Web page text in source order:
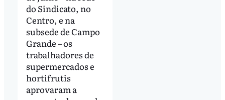
do Sindicato, no
Centro, e na
subsede de Campo
Grande – os
trabalhadores de
supermercados e
hortifrutis
aprovaram a